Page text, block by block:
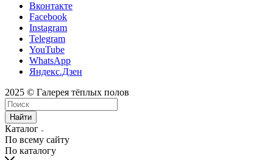
Вконтакте
Facebook
Instagram
Telegram
YouTube
WhatsApp
Яндекс.Дзен
2025 © Галерея тёплых полов
Найти
Каталог
По всему сайту
По каталогу